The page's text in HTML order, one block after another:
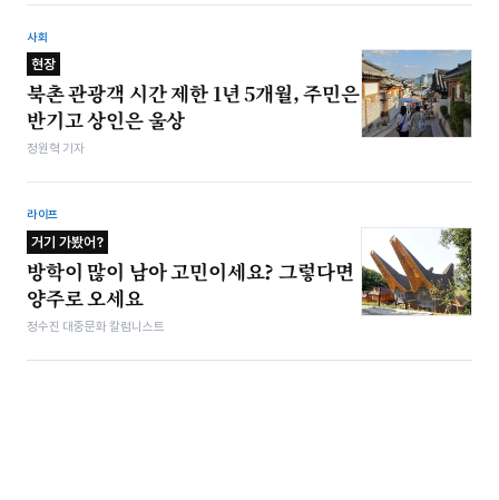
사회
현장
북촌 관광객 시간 제한 1년 5개월, 주민은
반기고 상인은 울상
정원혁 기자
라이프
거기 가봤어?
방학이 많이 남아 고민이세요? 그렇다면
양주로 오세요
정수진 대중문화 칼럼니스트